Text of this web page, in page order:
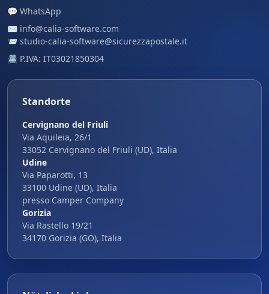
💬 WhatsApp
✉️ info@calia-software.com
📨 studio-calia-software@sicurezzapostale.it
📇 P.IVA: IT03021850304
Standorte
Cervignano del Friuli
Via Aquileia, 26/1
33052 Cervignano del Friuli (UD), Italia
Udine
Via Paparotti, 13
33100 Udine (UD), Italia
presso Camper Company
Gorizia
Via Rastello 19/21
34170 Gorizia (GO), Italia